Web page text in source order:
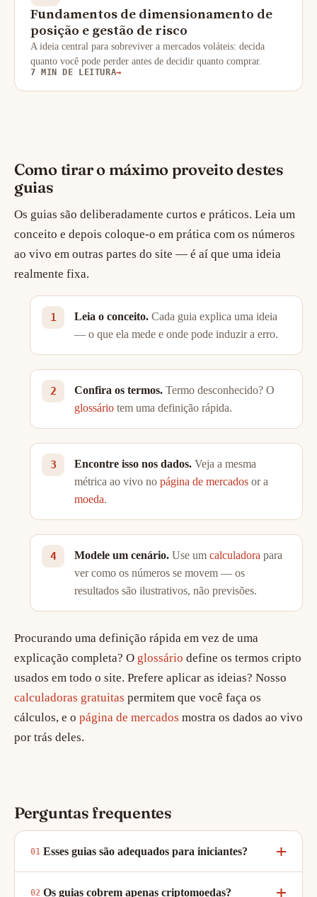
Fundamentos de dimensionamento de
posição e gestão de risco
A ideia central para sobreviver a mercados voláteis: decida
quanto você pode perder antes de decidir quanto comprar.
7 MIN DE LEITURA→
Como tirar o máximo proveito destes
guias
Os guias são deliberadamente curtos e práticos. Leia um
conceito e depois coloque-o em prática com os números
ao vivo em outras partes do site — é aí que uma ideia
realmente fixa.
Leia o conceito. Cada guia explica uma ideia
— o que ela mede e onde pode induzir a erro.
Confira os termos. Termo desconhecido? O
glossário tem uma definição rápida.
Encontre isso nos dados. Veja a mesma
métrica ao vivo no página de mercados or a
moeda.
Modele um cenário. Use um calculadora para
ver como os números se movem — os
resultados são ilustrativos, não previsões.
Procurando uma definição rápida em vez de uma
explicação completa? O glossário define os termos cripto
usados em todo o site. Prefere aplicar as ideias? Nosso
calculadoras gratuitas permitem que você faça os
cálculos, e o página de mercados mostra os dados ao vivo
por trás deles.
Perguntas frequentes
Esses guias são adequados para iniciantes?
Os guias cobrem apenas criptomoedas?